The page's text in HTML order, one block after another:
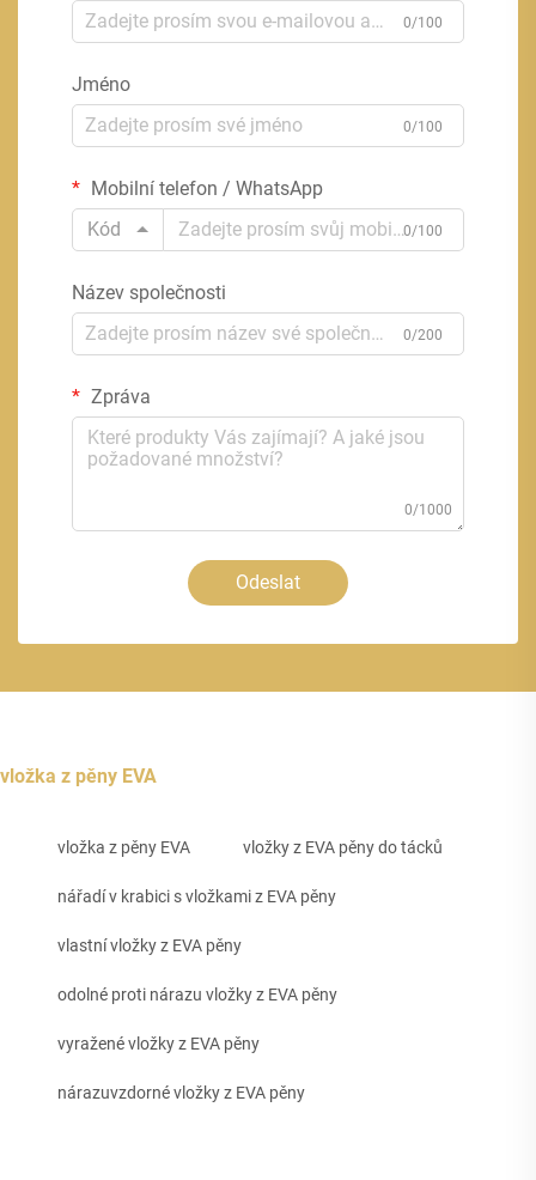
0/100
Jméno
0/100
Mobilní telefon / WhatsApp
Kód
0/100
Název společnosti
0/200
Zpráva
0/1000
Odeslat
vložka z pěny EVA
vložka z pěny EVA vložky z EVA pěny do tácků
nářadí v krabici s vložkami z EVA pěny
vlastní vložky z EVA pěny
odolné proti nárazu vložky z EVA pěny
vyražené vložky z EVA pěny
nárazuvzdorné vložky z EVA pěny